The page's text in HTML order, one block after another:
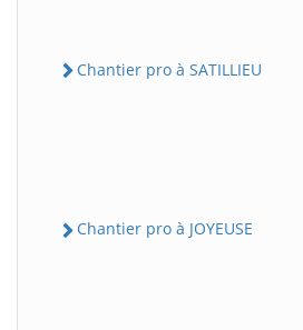
Chantier pro à SATILLIEU
Chantier pro à JOYEUSE